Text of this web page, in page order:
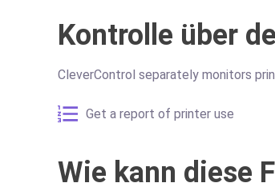
Kontrolle über
CleverControl separately monitors
Get a report of printer use
Wie kann diese